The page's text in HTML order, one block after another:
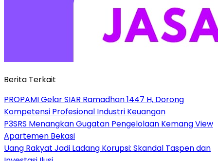
Berita Terkait
PROPAMI Gelar SIAR Ramadhan 1447 H, Dorong
Kompetensi Profesional Industri Keuangan
P3SRS Menangkan Gugatan Pengelolaan Kemang View
Apartemen Bekasi
Uang Rakyat Jadi Ladang Korupsi: Skandal Taspen dan